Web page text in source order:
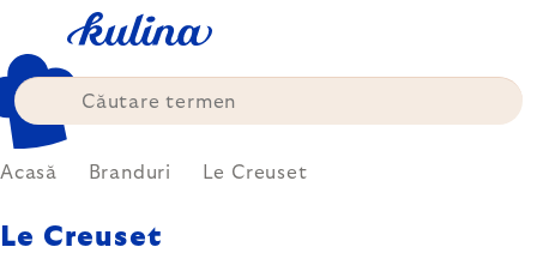
conținut
Acasă Branduri Le Creuset
Le Creuset